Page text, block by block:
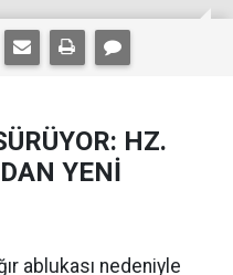
HZ.
YENİ
ablukası nedeniyle